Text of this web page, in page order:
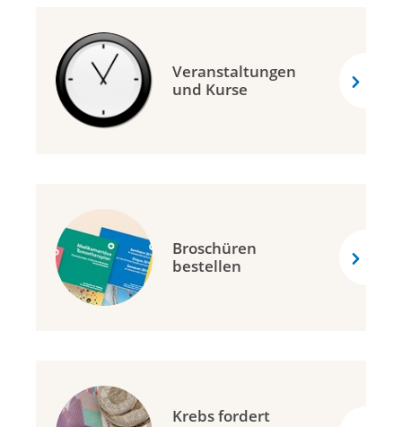
Veranstaltungen
und Kurse
Broschüren
bestellen
Krebs fordert